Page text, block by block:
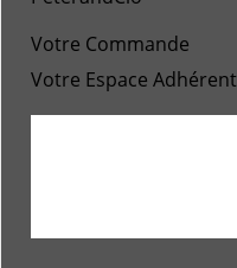
Votre Commande
Votre Espace Adhérent